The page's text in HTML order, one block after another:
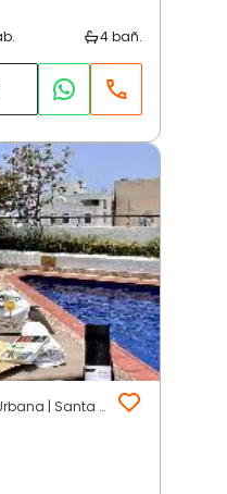
CENTRO HISTORICO | Area Urbana | Santa Marta